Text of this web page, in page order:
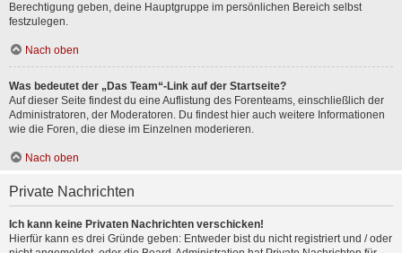
Berechtigung geben, deine Hauptgruppe im persönlichen Bereich selbst
festzulegen.
Nach oben
Was bedeutet der „Das Team“-Link auf der Startseite?
Auf dieser Seite findest du eine Auflistung des Forenteams, einschließlich der
Administratoren, der Moderatoren. Du findest hier auch weitere Informationen
wie die Foren, die diese im Einzelnen moderieren.
Nach oben
Private Nachrichten
Ich kann keine Privaten Nachrichten verschicken!
Hierfür kann es drei Gründe geben: Entweder bist du nicht registriert und / oder